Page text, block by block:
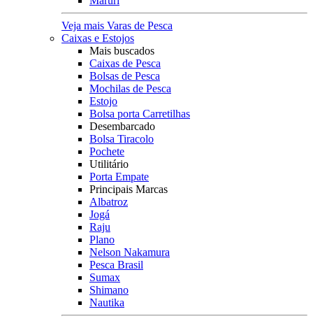
Veja mais Varas de Pesca
Caixas e Estojos
Mais buscados
Caixas de Pesca
Bolsas de Pesca
Mochilas de Pesca
Estojo
Bolsa porta Carretilhas
Desembarcado
Bolsa Tiracolo
Pochete
Utilitário
Porta Empate
Principais Marcas
Albatroz
Jogá
Raju
Plano
Nelson Nakamura
Pesca Brasil
Sumax
Shimano
Nautika